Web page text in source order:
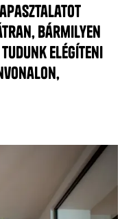
bármilyen
elégíteni